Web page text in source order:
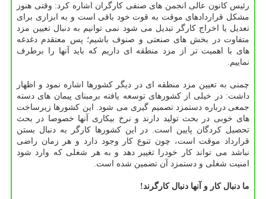
رئیس کانون عالی انجمن های صنفی کارگران اشاره کرد: وقتی هنوز
مشکل قراردادهای موقت به قوت خود باقی است و به ابزاری برای
تعدیل یا اخراج کارگر تبدیل می شود نمی توانیم به دنبال تعیین مزد
متفاوت در بخش های صنعتی و صنوف باشیم؛ پس معتقدم دغدغه
های با اهمیت تر از مزد منطقه ای داریم که باید آنها را برطرف
نماییم.
چمنی به تعیین مزد منطقه ای در دیگر کشورها اشاره نمود و اظهار
داشت: در خیلی از کشورهای توسعه یافته برمبنای پیمان های دسته
جمعی درباره دستمزد تصمیم گیری می شود. این کشورها زیرساخت
های خوبی در بحث تولید دارند و نرخ بیکاری آنها خصوصا در بحث
تحصیل کردگان پایین است. در این کشورها کارگر به دنبال بستن
قرارداد موقت است، چون تنوع کار وجود دارد و هر زمان راضی
نباشد می تواند کار خودرا تغییر دهد و به هر شغلی که وارد شود
امنیت شغلی و دستمزد آن تضمین شده است.
ما دنبال کار و آنها دنبال کارگرند!